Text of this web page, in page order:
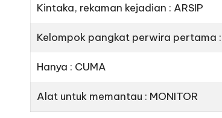
Kintaka, rekaman kejadian : ARSIP
Kelompok pangkat perwira pertama :
Hanya : CUMA
Alat untuk memantau : MONITOR